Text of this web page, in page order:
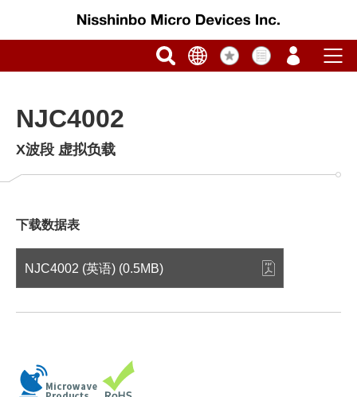
NJC4002
X波段 虚拟负载
下载数据表
NJC4002 (英语) (0.5MB)